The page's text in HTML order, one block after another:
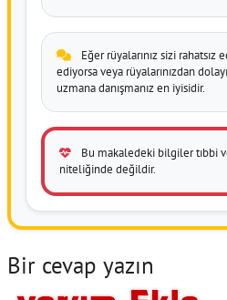
Eğer rüyalarınız sizi rahatsız
ediyorsa veya rüyalarınızdan
uzmana danışmanız en iyisidir.
Bu makaledeki bilgiler tıbbi
niteliğinde değildir.
Bir cevap yazın